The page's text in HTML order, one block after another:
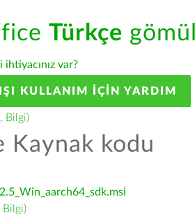
Türkçe
var?
KULLANIM IÇIN YARDIM
, Bilgi)
Kaynak kodu
Bilgi)